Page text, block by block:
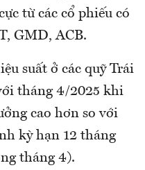
từ các cổ phiếu có
GMD, ACB.
suất ở các quỹ Trái
tháng 4/2025 khi
cao hơn so với
kỳ hạn 12 tháng
tháng 4).